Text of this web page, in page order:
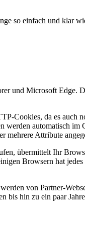
so einfach und klar
und Microsoft Edge.
Cookies, da es auch
werden automatisch im
mehrere Attribute
übermittelt Ihr
Browsern hat
von Partner-
bis hin zu ein paar